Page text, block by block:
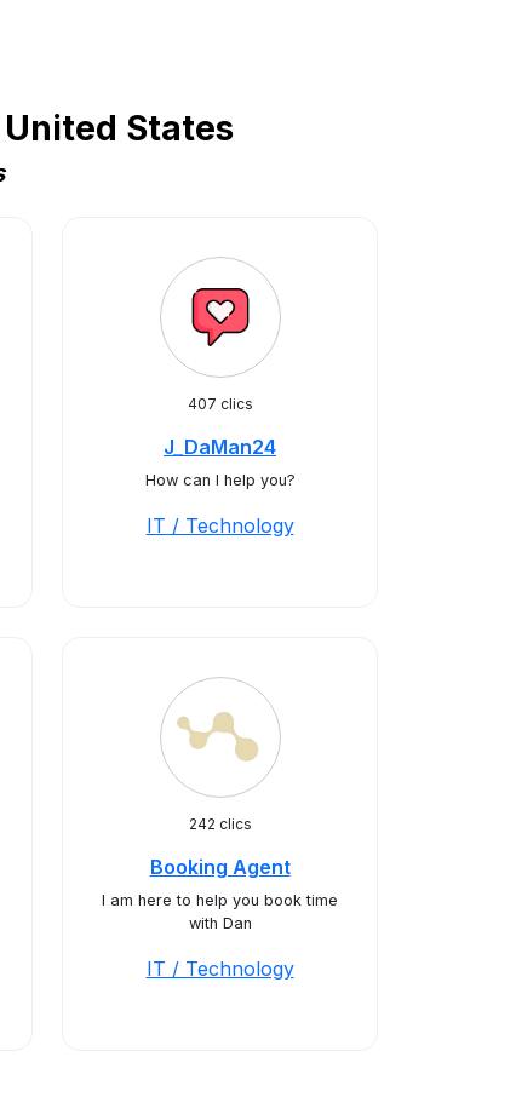
States
407 clics
J_DaMan24
How can I help you?
IT / Technology
242 clics
Booking Agent
I am here to help you book time
with Dan
IT / Technology